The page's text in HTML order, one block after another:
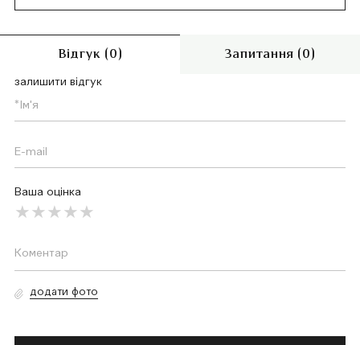
Відгук (0) Запитання (0)
залишити відгук
Ваша оцінка
додати фото